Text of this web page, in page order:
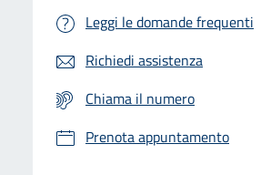
Leggi le domande frequenti
Richiedi assistenza
Chiama il numero
Prenota appuntamento